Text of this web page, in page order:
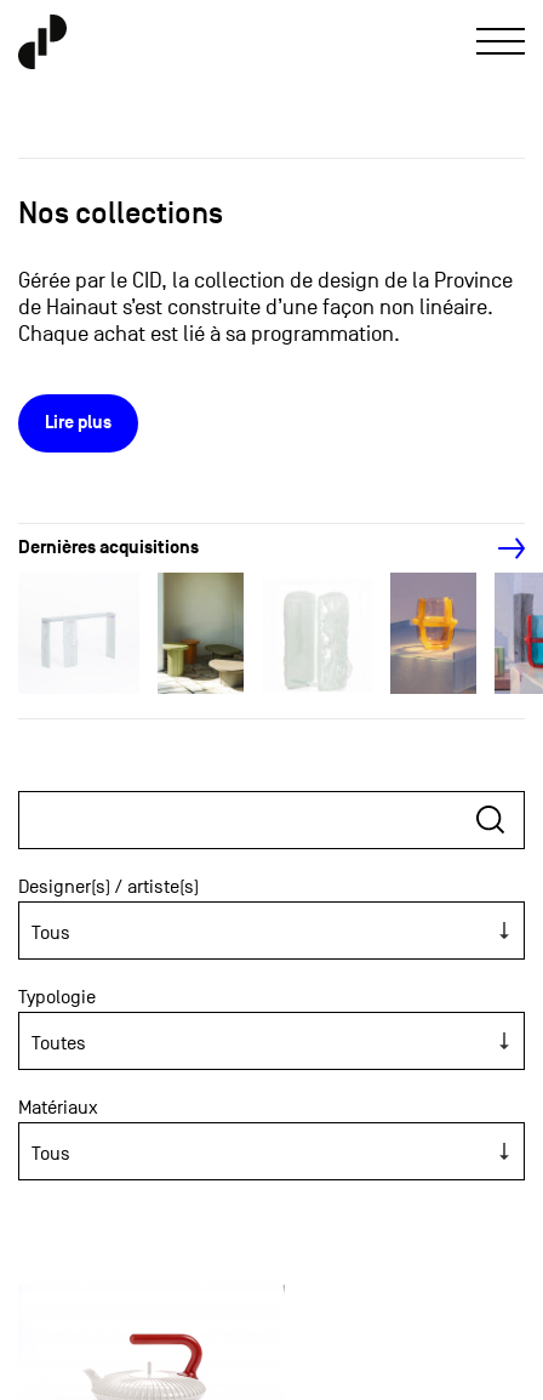
Nos collections
Gérée par le CID, la collection de design de la Province
de Hainaut s’est construite d’une façon non linéaire.
Chaque achat est lié à sa programmation.
Lire plus
Dernières acquisitions
Designer(s) / artiste(s)
Typologie
Matériaux